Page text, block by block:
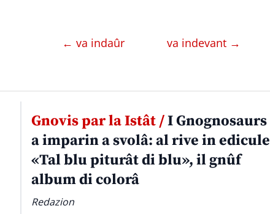
← va indaûr va indevant →
Gnovis par la Istât /I Gnognosaurs
a imparin a svolâ: al rive in edicule
«Tal blu piturât di blu», il gnûf
album di colorâ
Redazion